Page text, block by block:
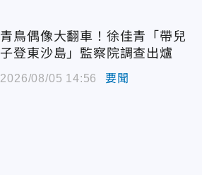
青鳥偶像大翻車！徐佳青「帶兒
子登東沙島」監察院調查出爐
2026/08/05 14:56 要聞